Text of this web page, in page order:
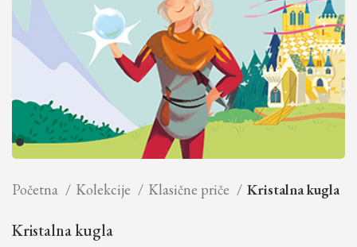
Početna Kolekcije Klasične priče Kristalna kugla
Kristalna kugla